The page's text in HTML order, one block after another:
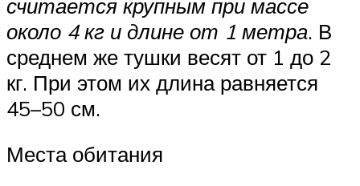
считается крупным при массе
около 4 кг и длине от 1 метра. В
среднем же тушки весят от 1 до 2
кг. При этом их длина равняется
45–50 см.
Места обитания